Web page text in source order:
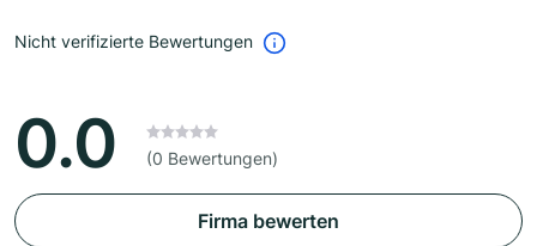
Nicht verifizierte Bewertungen
0.0 (0 Bewertungen)
Firma bewerten